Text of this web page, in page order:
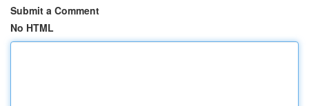
Submit a Comment
No HTML